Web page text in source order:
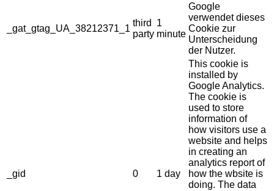
_gat_gtag_UA_38212371_1
third
party
1
minute
Google
verwendet dieses
Cookie zur
Unterscheidung
der Nutzer.
_gid 0 1 day
This cookie is
installed by
Google Analytics.
The cookie is
used to store
information of
how visitors use a
website and helps
in creating an
analytics report of
how the wbsite is
doing. The data